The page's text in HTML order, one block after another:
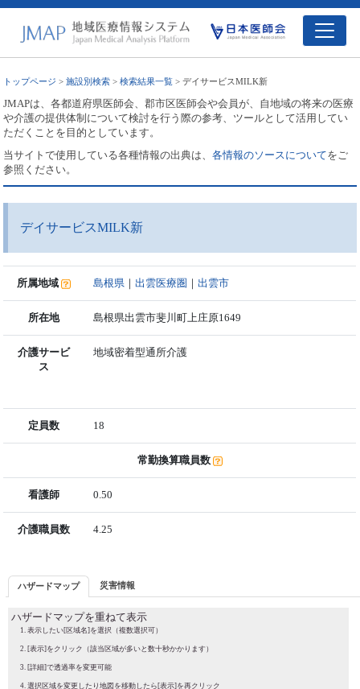
トップページ >施設別検索 >検索結果一覧 > デイサービスMILK新
JMAPは、各都道府県医師会、郡市区医師会や会員が、自地域の将来の医療
や介護の提供体制について検討を行う際の参考、ツールとして活用してい
ただくことを目的としています。
当サイトで使用している各種情報の出典は、各情報のソースについてをご
参照ください。
デイサービスMILK新
所属地域 島根県 ｜出雲医療圏 ｜出雲市
所在地 島根県出雲市斐川町上庄原1649
介護サービ
ス
地域密着型通所介護
定員数 18
常勤換算職員数
看護師 0.50
介護職員数 4.25
ハザードマップ 災害情報
ハザードマップを重ねて表示
表示したい[区域名]を選択（複数選択可）
[表示]をクリック（該当区域が多いと数十秒かかります）
[詳細]で透過率を変更可能
選択区域を変更したり地図を移動したら[表示]を再クリック